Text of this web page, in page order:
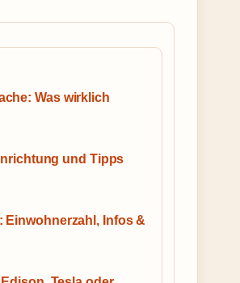
Was wirklich
und Tipps
Einwohnerzahl, Infos &